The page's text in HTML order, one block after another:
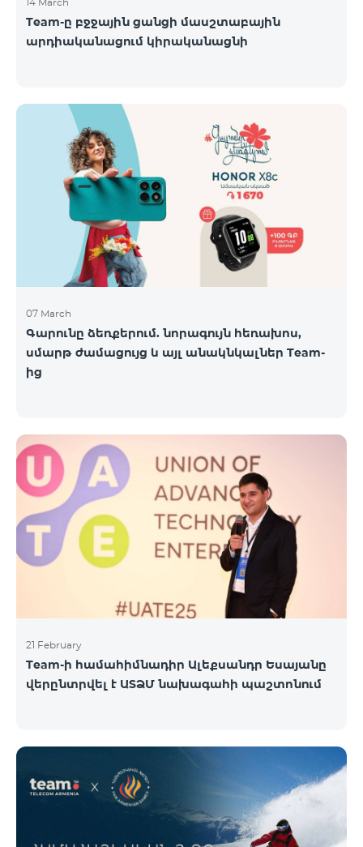
Team-ը բջջային ցանցի մասշտաբային
արդիականացում կիրականացնի
07 March
Գարունը ձեռքերում. նորագույն հեռախոս,
սմարթ ժամացույց և այլ անակնկալներ Team-
ից
21 February
Team-ի համահիմնադիր Ալեքսանդր Եսայանը
վերընտրվել է ԱՏՁՄ նախագահի պաշտոնում